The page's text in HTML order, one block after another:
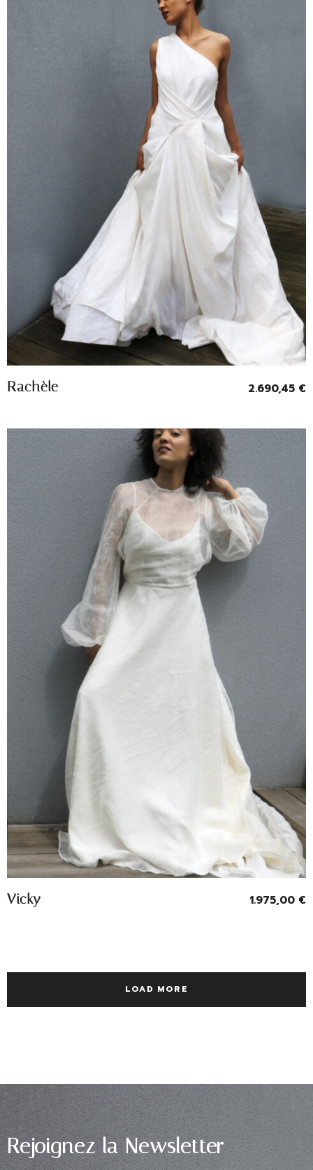
Rachèle 2.690,45 €
Vicky 1.975,00 €
LOAD MORE
Rejoignez la Newsletter